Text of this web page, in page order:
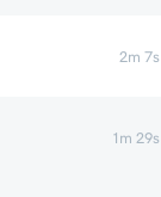
2m 7s
1m 29s